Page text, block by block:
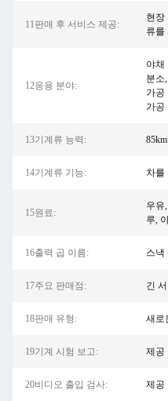
11판매 후 서비스 제공:
현장
류를
12응용 분야:
야채
분소
가공
가공
13기계류 능력:
14기계류 기능: 차를
15원료:
우유
루,
16출력 곱 이름: 스낵
17주요 판매점: 긴
18판매 유형: 새로
19기계 시험 보고: 제공
20비디오 출입 검사: 제공